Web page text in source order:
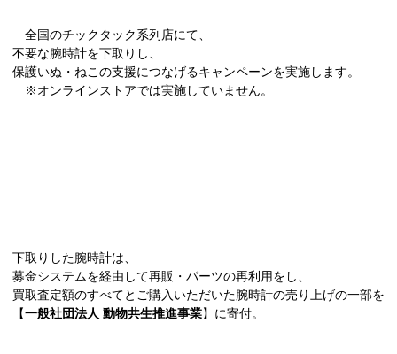
全国のチックタック系列店にて、
不要な腕時計を下取りし、
保護いぬ・ねこの支援につなげるキャンペーンを実施します。
※オンラインストアでは実施していません。
下取りした腕時計は、
募金システムを経由して再販・パーツの再利用をし、
買取査定額のすべてとご購入いただいた腕時計の売り上げの一部を
【一般社団法人 動物共生推進事業】に寄付。